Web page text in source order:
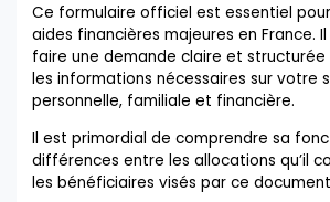
Ce formulaire officiel est essentiel
aides financières majeures en France.
faire une demande claire et structurée
les informations nécessaires sur votre
personnelle, familiale et financière.
Il est primordial de comprendre sa
différences entre les allocations qu’il
les bénéficiaires visés par ce